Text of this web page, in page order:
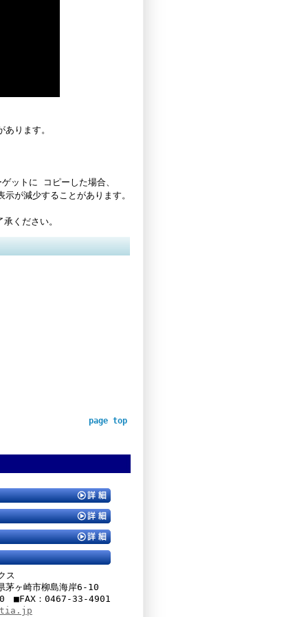
ります。
ットに コピーした場合、
が減少することがあります。
ください。
page top
ス
ヶ崎市柳島海岸6-10
■FAX：0467-33-4901